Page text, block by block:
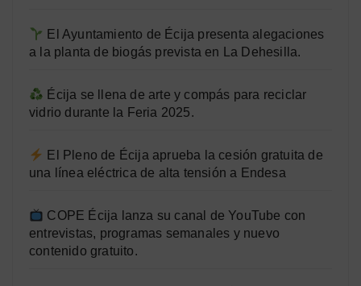
El Ayuntamiento de Écija presenta alegaciones
a la planta de biogás prevista en La Dehesilla.
Écija se llena de arte y compás para reciclar
vidrio durante la Feria 2025.
El Pleno de Écija aprueba la cesión gratuita de
una línea eléctrica de alta tensión a Endesa
COPE Écija lanza su canal de YouTube con
entrevistas, programas semanales y nuevo
contenido gratuito.